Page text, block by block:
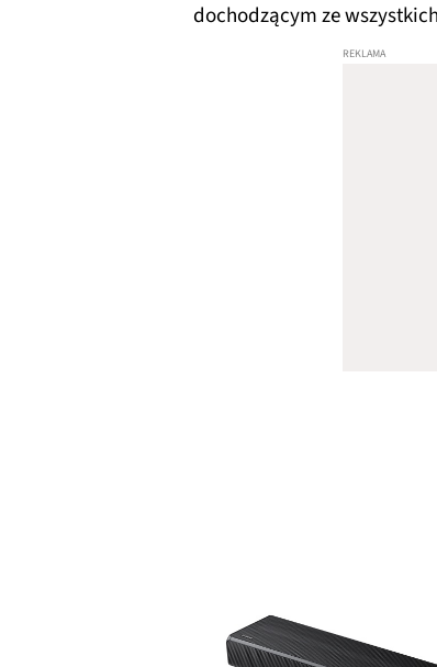
dochodzącym ze